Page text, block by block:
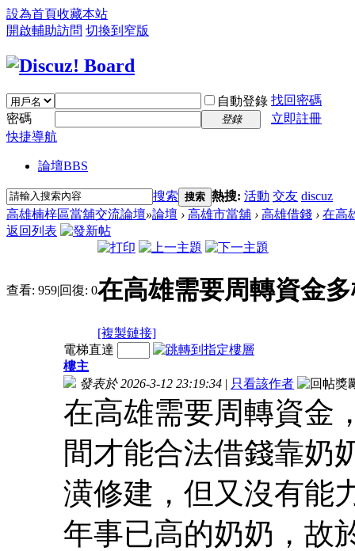
設為首頁收藏本站
開啟輔助訪問 切換到窄版
自動登錄 找回密碼
密碼
登錄
立即註冊
快捷導航
論壇BBS
搜索 搜索 熱搜: 活動 交友 discuz
高雄楠梓區當舖交流論壇»論壇 › 高雄市當舖 › 高雄借錢 › 在高
返回列表
查看: 959|回復: 0在高雄需要周轉資金
[複製鏈接]
電梯直達
樓主
發表於 2026-3-12 23:19:34 | 只看該作者
在高雄需要周轉資金
間才能合法借錢靠奶
潢修建，但又沒有能
年事已高的奶奶，故